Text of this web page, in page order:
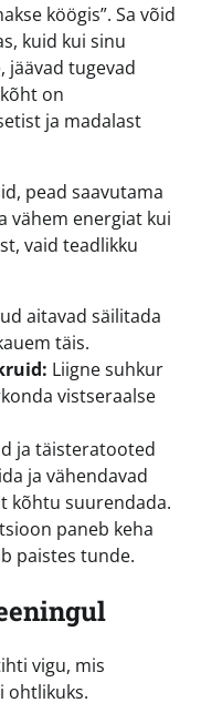
köögis”. Sa võid
kuid kui sinu
jäävad tugevad
on
ja madalast
pead saavutama
vähem energiat kui
vaid teadlikku
aitavad säilitada
täis.
Liigne suhkur
vistseraalse
ja täisteratooted
ja vähendavad
kõhtu suurendada.
paneb keha
paistes tunde.
vigu, mis
ohtlikuks.